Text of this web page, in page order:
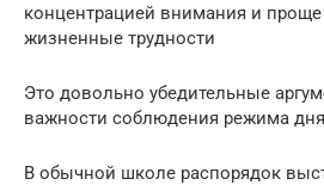
концентрацией внимания и проще
жизненные трудности
Это довольно убедительные
важности соблюдения режима
В обычной школе распорядок